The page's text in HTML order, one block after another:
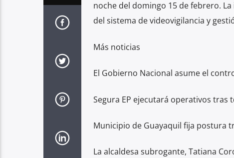
noche del domingo 15 de febrero.
del sistema de videovigilancia y
Más noticias
El Gobierno Nacional asume el
Segura EP ejecutará operativos
Municipio de Guayaquil fija postura
La alcaldesa subrogante, Tatiana